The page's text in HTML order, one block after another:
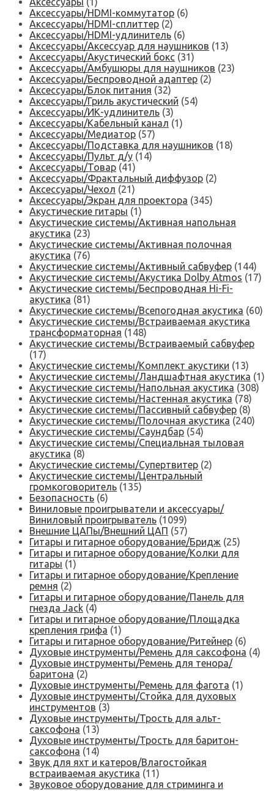
Аксессуары/HDMI-коммутатор (6)
Аксессуары/HDMI-сплиттер (2)
Аксессуары/HDMI-удлинитель (6)
Аксессуары/Аксессуар для наушников (13)
Аксессуары/Акустический бокс (31)
Аксессуары/Амбушюры для наушников (23)
Аксессуары/Беспроводной адаптер (2)
Аксессуары/Блок питания (32)
Аксессуары/Гриль акустический (54)
Аксессуары/ИК-удлинитель (3)
Аксессуары/Кабельный канал (1)
Аксессуары/Медиатор (57)
Аксессуары/Подставка для наушников (18)
Аксессуары/Пульт д/у (14)
Аксессуары/Товар (41)
Аксессуары/Фрактальный диффузор (2)
Аксессуары/Чехол (21)
Аксессуары/Экран для проектора (345)
Акустические гитары (1)
Акустические системы/Активная напольная
акустика (23)
Акустические системы/Активная полочная
акустика (76)
Акустические системы/Активный сабвуфер (144)
Акустические системы/Акустика Dolby Atmos (17)
Акустические системы/Беспроводная Hi-Fi-
акустика (81)
Акустические системы/Всепогодная акустика (60)
Акустические системы/Встраиваемая акустика
трансформаторная (148)
Акустические системы/Встраиваемый сабвуфер
(17)
Акустические системы/Комплект акустики (13)
Акустические системы/Ландшафтная акустика (1)
Акустические системы/Напольная акустика (308)
Акустические системы/Настенная акустика (78)
Акустические системы/Пассивный сабвуфер (8)
Акустические системы/Полочная акустика (240)
Акустические системы/Саундбар (54)
Акустические системы/Специальная тыловая
акустика (8)
Акустические системы/Супертвитер (2)
Акустические системы/Центральный
громкоговоритель (135)
Безопасность (6)
Виниловые проигрыватели и аксессуары/
Виниловый проигрыватель (1099)
Внешние ЦАПы/Внешний ЦАП (57)
Гитары и гитарное оборудование/Бридж (25)
Гитары и гитарное оборудование/Колки для
гитары (1)
Гитары и гитарное оборудование/Крепление
ремня (2)
Гитары и гитарное оборудование/Панель для
гнезда Jack (4)
Гитары и гитарное оборудование/Площадка
крепления грифа (1)
Гитары и гитарное оборудование/Ритейнер (6)
Духовые инструменты/Ремень для саксофона (4)
Духовые инструменты/Ремень для тенора/
баритона (2)
Духовые инструменты/Ремень для фагота (1)
Духовые инструменты/Стойка для духовых
инструментов (3)
Духовые инструменты/Трость для альт-
саксофона (13)
Духовые инструменты/Трость для баритон-
саксофона (14)
Звук для яхт и катеров/Влагостойкая
встраиваемая акустика (11)
Звуковое оборудование для стриминга и